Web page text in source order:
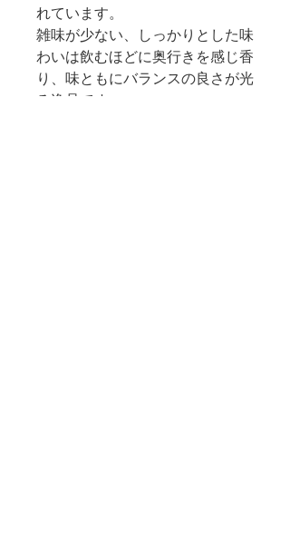
れています。
雑味が少ない、しっかりとした味
わいは飲むほどに奥行きを感じ香
り、味ともにバランスの良さが光
る逸品です。